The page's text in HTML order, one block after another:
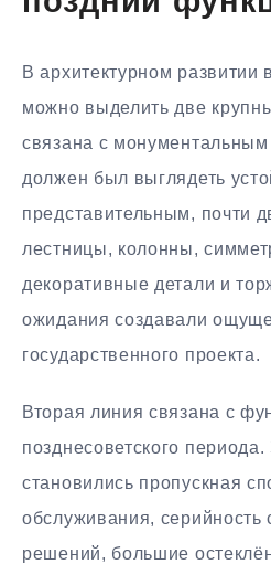
В архитектурном развитии
можно выделить две
связана с
должен был выглядеть
представительным, почти
лестницы, колонны,
декоративные детали и
ожидания создавали
государственного проекта.
Вторая линия связана с
позднесоветского
становились пропускная
обслуживания, серийность
решений, большие